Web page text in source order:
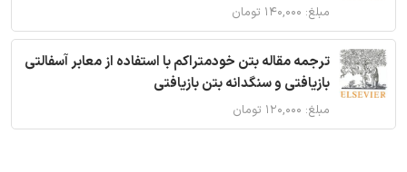
مبلغ: ۱۴۰,۰۰۰ تومان
ترجمه مقاله بتن خودمتراکم با استفاده از معابر آسفالتی
بازیافتی و سنگدانه بتن بازیافتی
مبلغ: ۱۲۰,۰۰۰ تومان